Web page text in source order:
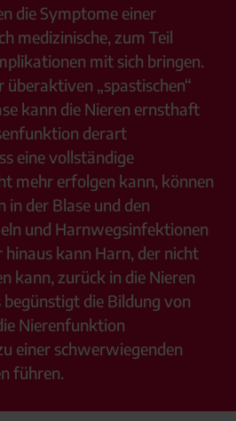
die Symptome einer
medizinische, zum Teil
mit sich bringen.
überaktiven „spastischen“
kann die Nieren ernsthaft
derart
eine vollständige
mehr erfolgen kann, können
in der Blase und den
und Harnwegsinfektionen
kann Harn, der nicht
kann, zurück in die Nieren
die Bildung von
Nierenfunktion
einer schwerwiegenden
führen.